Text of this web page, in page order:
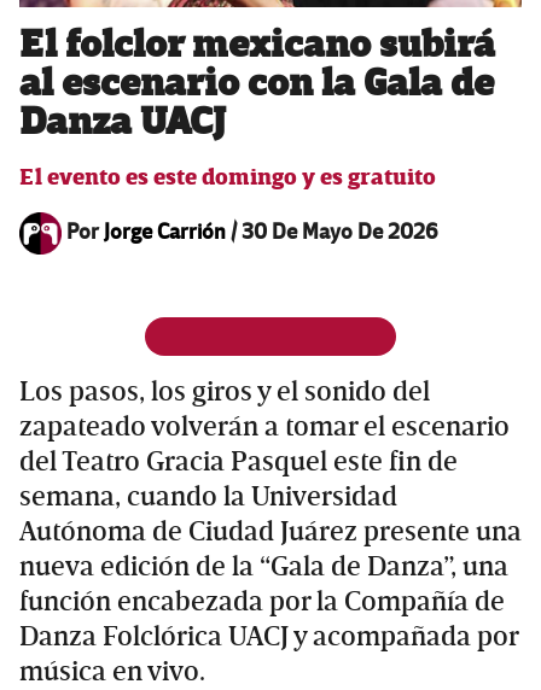
El folclor mexicano subirá
al escenario con la Gala de
Danza UACJ
El evento es este domingo y es gratuito
PorJorge Carrión/30 De Mayo De 2026
Los pasos, los giros y el sonido del
zapateado volverán a tomar el escenario
del Teatro Gracia Pasquel este fin de
semana, cuando la Universidad
Autónoma de Ciudad Juárez presente una
nueva edición de la “Gala de Danza”, una
función encabezada por la Compañía de
Danza Folclórica UACJ y acompañada por
música en vivo.